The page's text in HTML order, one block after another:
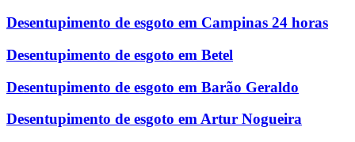
Desentupimento de esgoto em Campinas 24 horas
Desentupimento de esgoto em Betel
Desentupimento de esgoto em Barão Geraldo
Desentupimento de esgoto em Artur Nogueira